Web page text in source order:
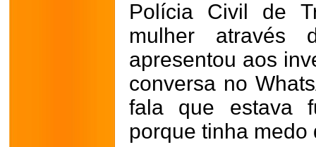
Polícia Civil de
mulher através
apresentou aos
conversa no
fala que estava
porque tinha medo